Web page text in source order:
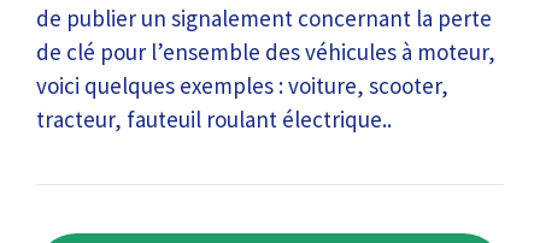
de publier un signalement concernant la perte
de clé pour l’ensemble des véhicules à moteur,
voici quelques exemples : voiture, scooter,
tracteur, fauteuil roulant électrique..